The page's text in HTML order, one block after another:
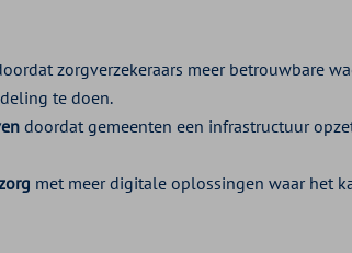
zorgverzekeraars meer betrouwbare
te doen.
doordat gemeenten een infrastructuur
met meer digitale oplossingen waar het